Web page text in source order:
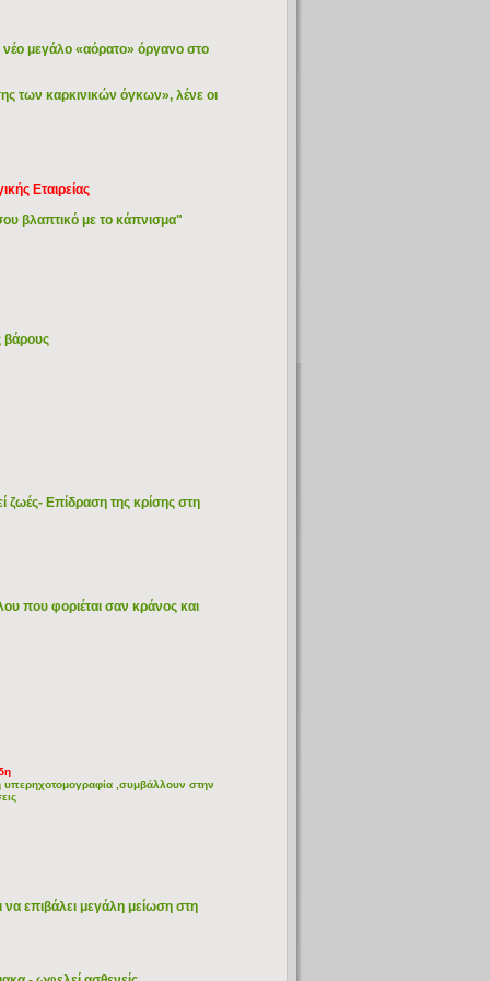
μεγάλο «αόρατο» όργανο στο
των καρκινικών όγκων», λένε οι
Εταιρείας
βλαπτικό με το κάπνισμα"
βάρους
ζωές- Eπίδραση της κρίσης στη
που φοριέται σαν κράνος και
υπερηχοτομογραφία ,συμβάλλουν στην
επιβάλει μεγάλη μείωση στη